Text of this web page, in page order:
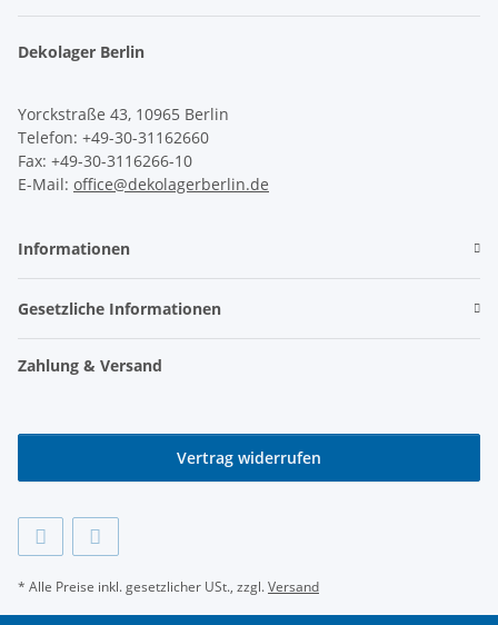
Dekolager Berlin
Yorckstraße 43, 10965 Berlin
Telefon: +49-30-31162660
Fax: +49-30-3116266-10
E-Mail: office@dekolagerberlin.de
Informationen
Gesetzliche Informationen
Zahlung & Versand
Vertrag widerrufen
* Alle Preise inkl. gesetzlicher USt., zzgl.Versand